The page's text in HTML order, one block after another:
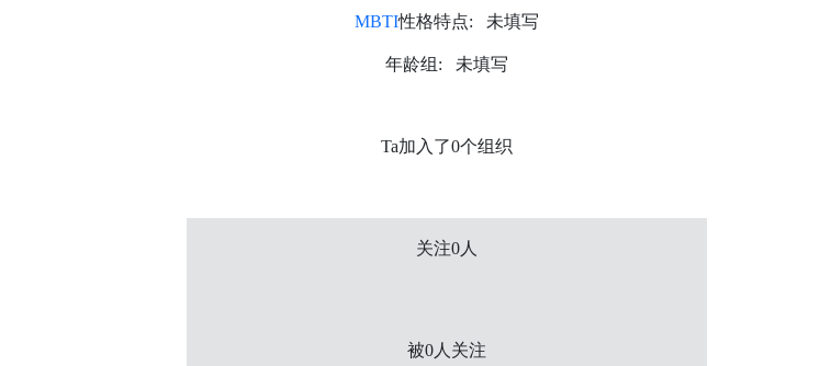
MBTI性格特点: 未填写
年龄组: 未填写
Ta加入了0个组织
关注0人
被0人关注